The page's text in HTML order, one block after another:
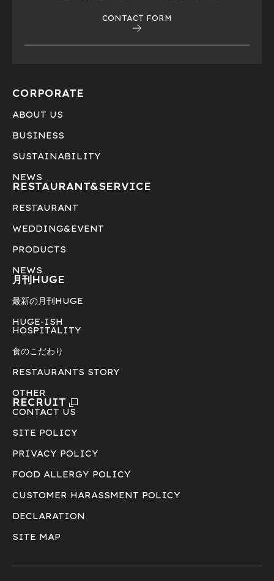
CONTACT FORM
CORPORATE
ABOUT US
BUSINESS
SUSTAINABILITY
NEWS
RESTAURANT&SERVICE
RESTAURANT
WEDDING&EVENT
PRODUCTS
NEWS
月刊HUGE
最新の月刊HUGE
HUGE-ISH
HOSPITALITY
食のこだわり
RESTAURANTS STORY
OTHER
RECRUIT
CONTACT US
SITE POLICY
PRIVACY POLICY
FOOD ALLERGY POLICY
CUSTOMER HARASSMENT POLICY
DECLARATION
SITE MAP